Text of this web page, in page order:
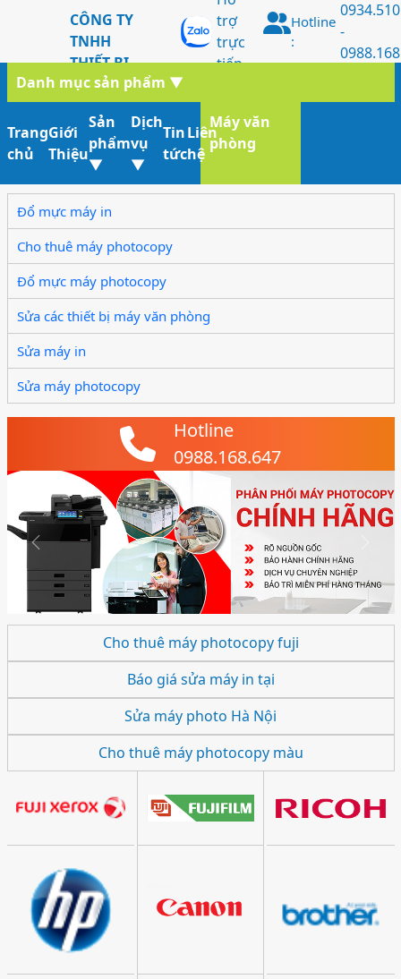
CÔNG TY
TNHH
THIẾT BỊ
MVP
PHƯƠNG
NAM
trợ
trực
tiếp
Hotline
:
-
Danh mục sản phẩm ▼
Trang
chủ
Giới
Thiệu
Sản
phẩm
▼
Dịch
vụ
▼
Tin
tức
Liên
hệ
Máy văn
phòng
Đổ mực máy in
Cho thuê máy photocopy
Đổ mực máy photocopy
Sửa các thiết bị máy văn phòng
Sửa máy in
Sửa máy photocopy
Hotline
0988.168.647
Previous
Cho thuê máy photocopy fuji
Báo giá sửa máy in tại
Sửa máy photo Hà Nội
Cho thuê máy photocopy màu